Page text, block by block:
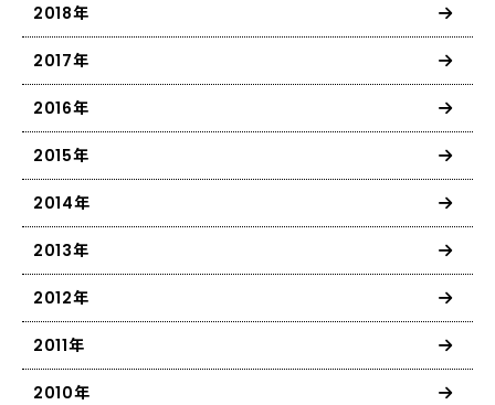
2018年
2017年
2016年
2015年
2014年
2013年
2012年
2011年
2010年